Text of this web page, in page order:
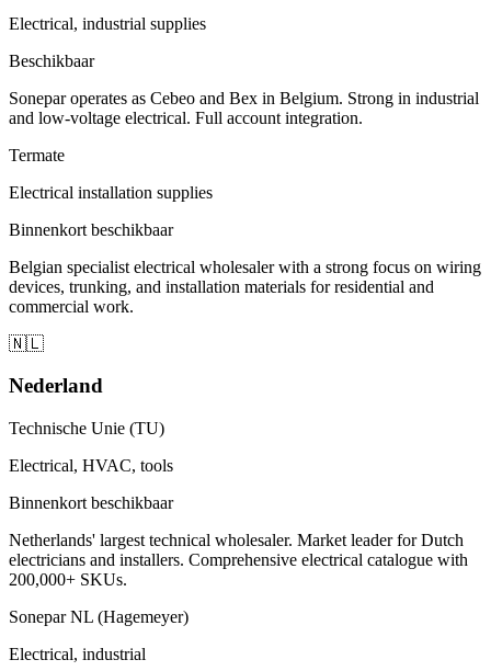
Electrical, industrial supplies
Beschikbaar
Sonepar operates as Cebeo and Bex in Belgium. Strong in industrial
and low-voltage electrical. Full account integration.
Termate
Electrical installation supplies
Binnenkort beschikbaar
Belgian specialist electrical wholesaler with a strong focus on wiring
devices, trunking, and installation materials for residential and
commercial work.
🇳🇱
Nederland
Technische Unie (TU)
Electrical, HVAC, tools
Binnenkort beschikbaar
Netherlands' largest technical wholesaler. Market leader for Dutch
electricians and installers. Comprehensive electrical catalogue with
200,000+ SKUs.
Sonepar NL (Hagemeyer)
Electrical, industrial